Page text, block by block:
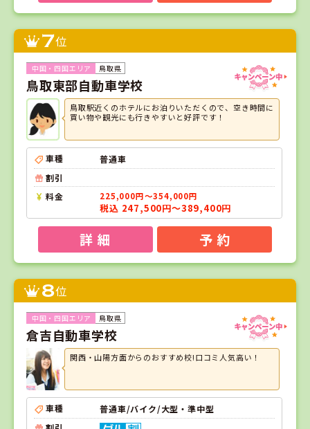
7位
鳥取県
鳥取東部自動車学校
鳥取駅近くのホテルにお泊りいただくので、空き時間に
買い物や観光にも行きやすいと好評です！
車種
普通車
割引
料金
225,000円～354,000円
税込 247,500円～389,400円
詳 細 予 約
8位
鳥取県
倉吉自動車学校
関西・山陽方面からのおすすめ校!口コミ人気高い！
車種
普通車/バイク/大型・準中型